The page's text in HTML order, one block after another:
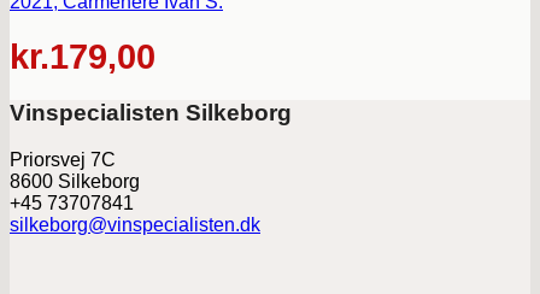
kr.179,00
Vinspecialisten Silkeborg
Priorsvej 7C
8600 Silkeborg
+45 73707841
silkeborg@vinspecialisten.dk